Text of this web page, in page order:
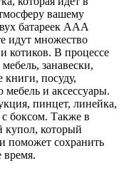
вашему
батареек AAА
идут множество
котиков. В процессе
занавески,
посуду,
и аксессуары.
пинцет, линейка,
боксом. Также в
купол, который
поможет сохранить
время.